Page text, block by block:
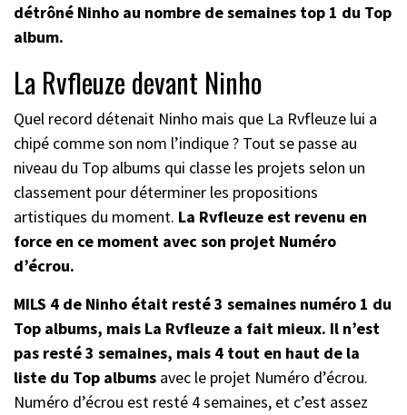
détrôné Ninho au nombre de semaines top 1 du Top
album.
La Rvfleuze devant Ninho
Quel record détenait Ninho mais que La Rvfleuze lui a
chipé comme son nom l’indique ? Tout se passe au
niveau du Top albums qui classe les projets selon un
classement pour déterminer les propositions
artistiques du moment. La Rvfleuze est revenu en
force en ce moment avec son projet Numéro
d’écrou.
MILS 4 de Ninho était resté 3 semaines numéro 1 du
Top albums, mais La Rvfleuze a fait mieux. Il n’est
pas resté 3 semaines, mais 4 tout en haut de la
liste du Top albums avec le projet Numéro d’écrou.
Numéro d’écrou est resté 4 semaines, et c’est assez